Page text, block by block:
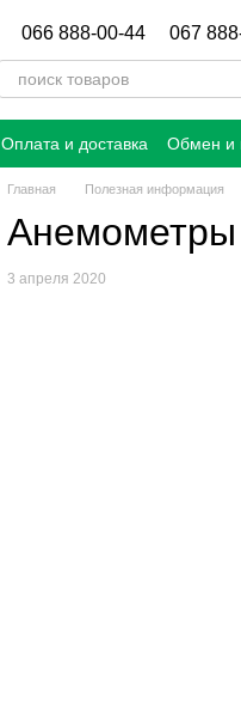
066 888-00-44 067
Оплата и доставка Обмен и
Главная Полезная информация
Анемометры
3 апреля 2020